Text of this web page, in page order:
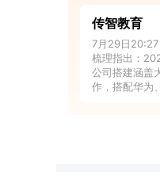
传智教育
7月29日20:27
梳理指出：
公司搭建涵盖
作，搭配华为